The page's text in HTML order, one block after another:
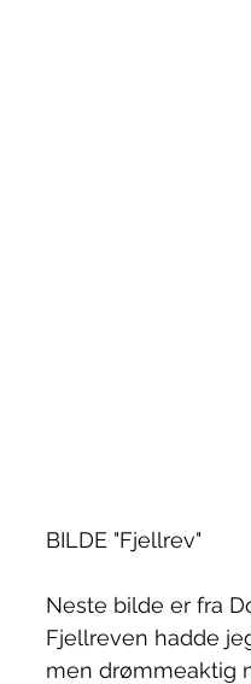
BILDE "Fjellrev"
Neste bilde er fra
Fjellreven hadde
men drømmeaktig